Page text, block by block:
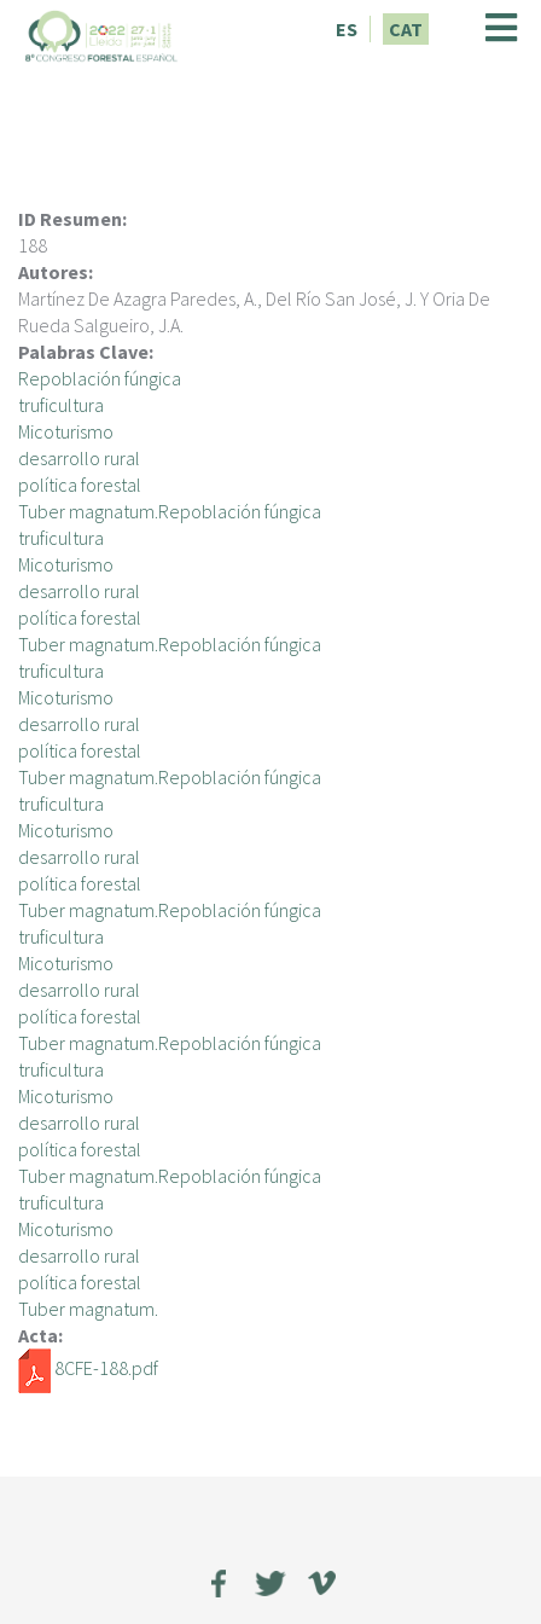
ES CAT
ID Resumen:
188
Autores:
Martínez De Azagra Paredes, A., Del Río San José, J. Y Oria De
Rueda Salgueiro, J.A.
Palabras Clave:
Repoblación fúngica
truficultura
Micoturismo
desarrollo rural
política forestal
Tuber magnatum.Repoblación fúngica
truficultura
Micoturismo
desarrollo rural
política forestal
Tuber magnatum.Repoblación fúngica
truficultura
Micoturismo
desarrollo rural
política forestal
Tuber magnatum.Repoblación fúngica
truficultura
Micoturismo
desarrollo rural
política forestal
Tuber magnatum.Repoblación fúngica
truficultura
Micoturismo
desarrollo rural
política forestal
Tuber magnatum.Repoblación fúngica
truficultura
Micoturismo
desarrollo rural
política forestal
Tuber magnatum.Repoblación fúngica
truficultura
Micoturismo
desarrollo rural
política forestal
Tuber magnatum.
Acta:
8CFE-188.pdf